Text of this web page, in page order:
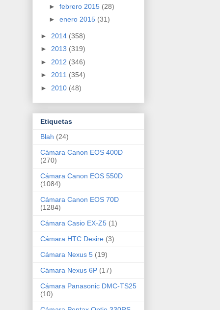
► febrero 2015 (28)
► enero 2015 (31)
► 2014 (358)
► 2013 (319)
► 2012 (346)
► 2011 (354)
► 2010 (48)
Etiquetas
Blah (24)
Cámara Canon EOS 400D
(270)
Cámara Canon EOS 550D
(1084)
Cámara Canon EOS 70D
(1284)
Cámara Casio EX-Z5 (1)
Cámara HTC Desire (3)
Cámara Nexus 5 (19)
Cámara Nexus 6P (17)
Cámara Panasonic DMC-TS25
(10)